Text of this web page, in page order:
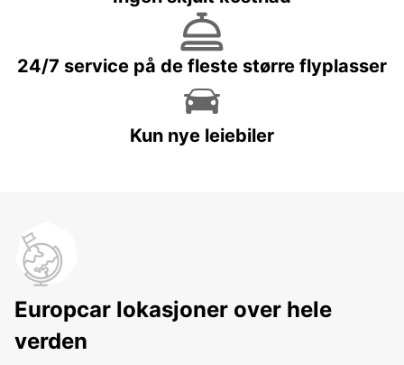
24/7 service på de fleste større flyplasser
Kun nye leiebiler
Europcar lokasjoner over hele
verden